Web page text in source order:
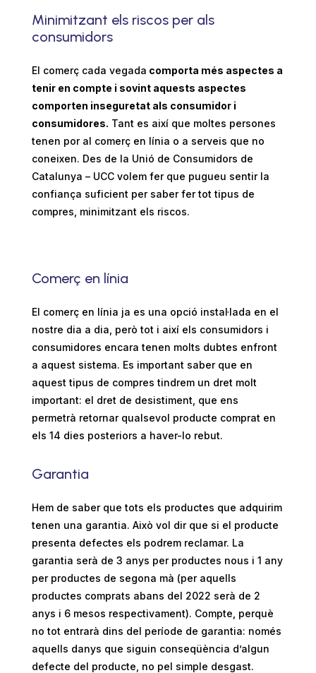
Minimitzant els riscos per als
consumidors
El comerç cada vegada comporta més aspectes a
tenir en compte i sovint aquests aspectes
comporten inseguretat als consumidor i
consumidores. Tant es així que moltes persones
tenen por al comerç en línia o a serveis que no
coneixen. Des de la Unió de Consumidors de
Catalunya – UCC volem fer que pugueu sentir la
confiança suficient per saber fer tot tipus de
compres, minimitzant els riscos.
Comerç en línia
El comerç en línia ja es una opció instal·lada en el
nostre dia a dia, però tot i així els consumidors i
consumidores encara tenen molts dubtes enfront
a aquest sistema. Es important saber que en
aquest tipus de compres tindrem un dret molt
important: el dret de desistiment, que ens
permetrà retornar qualsevol producte comprat en
els 14 dies posteriors a haver-lo rebut.
Garantia
Hem de saber que tots els productes que adquirim
tenen una garantia. Això vol dir que si el producte
presenta defectes els podrem reclamar. La
garantia serà de 3 anys per productes nous i 1 any
per productes de segona mà (per aquells
productes comprats abans del 2022 serà de 2
anys i 6 mesos respectivament). Compte, perquè
no tot entrarà dins del període de garantia: només
aquells danys que siguin conseqüència d’algun
defecte del producte, no pel simple desgast.